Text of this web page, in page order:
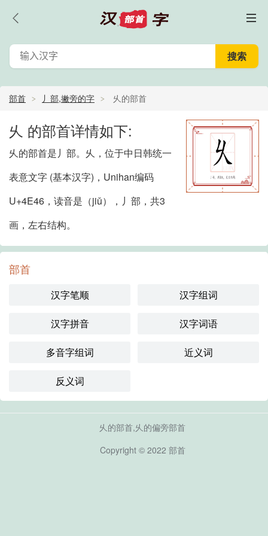
部首 丿部,撇旁的字 乆的部首
乆 的部首详情如下:
乆的部首是丿部。乆，位于中日韩统一
表意文字 (基本汉字)，Unihan编码
U+4E46，读音是（jiǔ），丿部，共3
画，左右结构。
部首
汉字笔顺 汉字组词
汉字拼音 汉字词语
多音字组词 近义词
反义词
乆的部首,乆的偏旁部首
Copyright © 2022 部首